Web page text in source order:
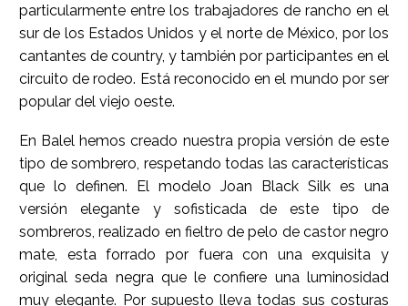
particularmente entre los trabajadores de rancho en el
sur de los Estados Unidos y el norte de México, por los
cantantes de country, y también por participantes en el
circuito de rodeo. Está reconocido en el mundo por ser
popular del viejo oeste.
En Balel hemos creado nuestra propia versión de este
tipo de sombrero, respetando todas las características
que lo definen. El modelo Joan Black Silk es una
versión elegante y sofisticada de este tipo de
sombreros, realizado en fieltro de pelo de castor negro
mate, esta forrado por fuera con una exquisita y
original seda negra que le confiere una luminosidad
muy elegante. Por supuesto lleva todas sus costuras